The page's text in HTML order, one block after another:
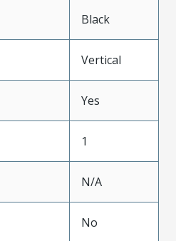
Black
Vertical
Yes
1
N/A
No